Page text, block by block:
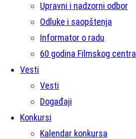
Upravni i nadzorni odbor
Odluke i saopštenja
Informator o radu
60 godina Filmskog centra
Vesti
Vesti
Događaji
Konkursi
Kalendar konkursa